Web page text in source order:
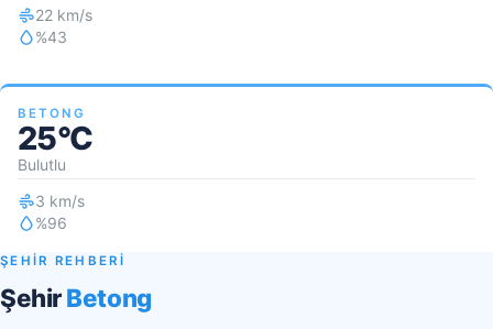
22 km/s
%43
BETONG
25°C
Bulutlu
3 km/s
%96
ŞEHİR REHBERİ
ŞehirBetong